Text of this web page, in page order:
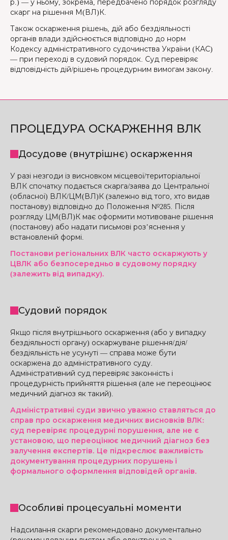
р.) — у ньому, зокрема, передбачено порядок розгляду
скарг на рішення М(ВЛ)К.
Також оскарження рішень, дій або бездіяльності
органів влади здійснюється відповідно до норм
Кодексу адміністративного судочинства України (КАС)
— при переході в судовий порядок. Суд перевіряє
відповідність дій/рішень процедурним вимогам закону.
ПРОЦЕДУРА ОСКАРЖЕННЯ ВЛК
Досудове (внутрішнє) оскарження
У разі незгоди із висновком місцевої/територіальної
ВЛК спочатку подається скарга/заява до Центральної
(обласної) ВЛК/ЦМ(ВЛ)К (залежно від того, хто видав
постанову) відповідно до Положення №285. Після
розгляду ЦМ(ВЛ)К має оформити мотивоване рішення
(постанову) або надати письмові роз’яснення у
встановленій формі.
Постанови регіональних ВЛК часто оскаржують у
ЦВЛК або безпосередньо в судовому порядку
(залежить від випадку).
Судовий порядок
Якщо після внутрішнього оскарження (або у випадку
бездіяльності органу) оскаржуване рішення/дія/
бездіяльність не усунуті — справа може бути
оскаржена до адміністративного суду.
Адміністративний суд перевіряє законність і
процедурність прийняття рішення (але не переоцінює
медичний діагноз як такий).
Адміністративні суди звично уважно ставляться до
справ про оскарження медичних висновків ВЛК:
суд перевіряє процедурні порушення, але не є
установою, що переоцінює медичний діагноз без
залучення експертів. Це підкреслює важливість
документування процедурних порушень і
формального оформлення відповідей органів.
Особливі процесуальні моменти
Надсилання скарги рекомендовано документально